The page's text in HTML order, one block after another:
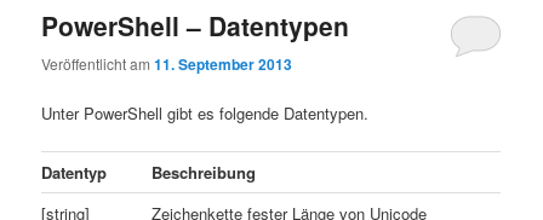
PowerShell – Datentypen
Veröffentlicht am11. September 2013
Unter PowerShell gibt es folgende Datentypen.
Datentyp
Beschreibung
[string]
Zeichenkette fester Länge von Unicode